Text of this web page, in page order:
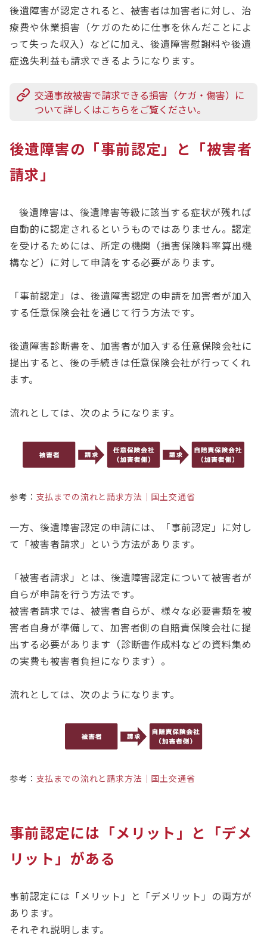
後遺障害が認定されると、被害者は加害者に対し、治
療費や休業損害（ケガのために仕事を休んだことによ
って失った収入）などに加え、後遺障害慰謝料や後遺
症逸失利益も請求できるようになります。
交通事故被害で請求できる損害（ケガ・傷害）に
ついて詳しくはこちらをご覧ください。
後遺障害の「事前認定」と「被害者
請求」
後遺障害は、後遺障害等級に該当する症状が残れば
自動的に認定されるというものではありません。認定
を受けるためには、所定の機関（損害保険料率算出機
構など）に対して申請をする必要があります。
「事前認定」は、後遺障害認定の申請を加害者が加入
する任意保険会社を通じて行う方法です。
後遺障害診断書を、加害者が加入する任意保険会社に
提出すると、後の手続きは任意保険会社が行ってくれ
ます。
流れとしては、次のようになります。
参考： 支払までの流れと請求方法｜国土交通省
一方、後遺障害認定の申請には、「事前認定」に対し
て「被害者請求」という方法があります。
「被害者請求」とは、後遺障害認定について被害者が
自らが申請を行う方法です。
被害者請求では、被害者自らが、様々な必要書類を被
害者自身が準備して、加害者側の自賠責保険会社に提
出する必要があります（診断書作成料などの資料集め
の実費も被害者負担になります）。
流れとしては、次のようになります。
参考： 支払までの流れと請求方法｜国土交通省
事前認定には「メリット」と「デメ
リット」がある
事前認定には「メリット」と「デメリット」の両方が
あります。
それぞれ説明します。